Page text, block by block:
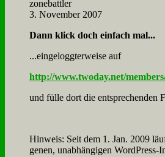
zone­batt­ler
3. November 2007
Dann klick doch ein­fach mal...
...ein­ge­logg­ter­wei­se auf
http://www.twoday.net/
und fül­le dort die ent­spre­chen­den
Hin­weis: Seit dem 1. Jan. 2009
ge­nen, un­ab­hän­gi­gen